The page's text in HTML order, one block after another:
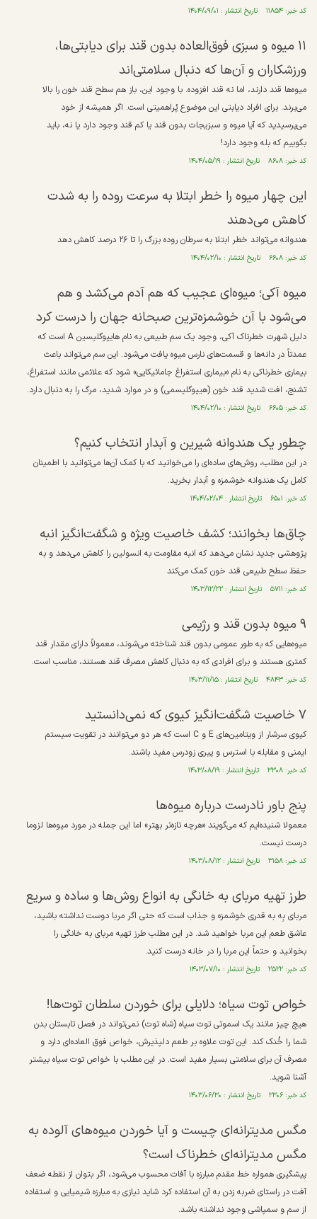
کد خبر: ۱۱۸۵۴ تاریخ انتشار : ۱۴۰۴/۰۹/۰۱
۱۱ میوه و سبزی فوق‌العاده بدون قند برای دیابتی‌ها،
ورزشکاران و آن‌ها که دنبال سلامتی‌اند
میوه‌ها قند دارند، اما نه قند افزوده. با وجود این، باز هم سطح قند خون را بالا
می‌برند. برای افراد دیابتی این موضوع پُراهمیتی است. اگر همیشه از خود
می‌پرسیدید که آیا میوه و سبزیجات بدون قند یا کم قند وجود دارد یا نه، باید
بگوییم که بله وجود دارد!
کد خبر: ۸۶۰۸ تاریخ انتشار : ۱۴۰۴/۰۵/۱۹
این چهار میوه را خطر ابتلا به سرعت روده را به شدت
کاهش می‌دهند
هندوانه می‌تواند خطر ابتلا به سرطان روده بزرگ را تا ۲۶ درصد کاهش دهد
کد خبر: ۶۶۰۸ تاریخ انتشار : ۱۴۰۴/۰۲/۱۰
میوه آکی؛ میوه‌ای عجیب که هم آدم می‌کشد و هم
می‌شود با آن خوشمزه‌ترین صبحانه جهان را درست کرد
دلیل شهرت خطرناک آکی، وجود یک سم طبیعی به نام هایپوگلیسین A است که
عمدتاً در دانه‌ها و قسمت‌های نارس میوه یافت می‌شود. این سم می‌تواند باعث
بیماری خطرناکی به نام «بیماری استفراغ جامائیکایی» شود که علائمی مانند استفراغ،
تشنج، افت شدید قند خون (هیپوگلیسمی) و در موارد شدید، مرگ را به دنبال دارد.
کد خبر: ۶۶۰۵ تاریخ انتشار : ۱۴۰۴/۰۲/۱۰
چطور یک هندوانه شیرین و آبدار انتخاب کنیم؟
در این مطلب، روش‌های ساده‌ای را می‌خوانید که با کمک آن‌ها می‌توانید با اطمینان
کامل یک هندوانه خوشمزه و آبدار بخرید.
کد خبر: ۶۵۰۱ تاریخ انتشار : ۱۴۰۴/۰۲/۰۴
چاق‌ها بخوانند؛‌ کشف خاصیت ویژه و شگفت‌انگیز انبه
پژوهشی جدید نشان می‌دهد که انبه مقاومت به انسولین را کاهش می‌دهد و به
حفظ سطح طبیعی قند خون کمک می‌کند
کد خبر: ۵۷۱۱ تاریخ انتشار : ۱۴۰۳/۱۲/۲۲
۹ میوه بدون قند و رژیمی
میوه‌هایی که به طور عمومی بدون قند شناخته می‌شوند، معمولاً دارای مقدار قند
کمتری هستند و برای افرادی که به دنبال کاهش مصرف قند هستند، مناسب است.
کد خبر: ۴۸۴۳ تاریخ انتشار : ۱۴۰۳/۱۱/۱۵
۷ خاصیت شگفت‌انگیز کیوی که نمی‌دانستید
کیوی سرشار از ویتامین‌های E و C است که هر دو می‌توانند در تقویت سیستم
ایمنی و مقابله با استرس و پیری زودرس مفید باشند.
کد خبر: ۳۳۰۸ تاریخ انتشار : ۱۴۰۳/۰۸/۱۹
پنج باور نادرست درباره میوه‌ها
معمولا شنیده‌ایم که می‌گویند «هرچه تازه‌تر بهتر» اما این جمله در مورد میوه‌ها لزوما
درست نیست.
کد خبر: ۳۱۵۸ تاریخ انتشار : ۱۴۰۳/۰۸/۱۲
طرز تهیه مربای به خانگی به انواع روش‌ها و ساده و سریع
مربای بِه به قدری خوشمزه و جذاب است که حتی اگر مربا دوست نداشته باشید،
عاشق طعم این مربا خواهید شد. در این مطلب طرز تهیه مربای به خانگی را
بخوانید و حتماً این مربا را در خانه درست کنید.
کد خبر: ۲۵۲۲ تاریخ انتشار : ۱۴۰۳/۰۷/۱۰
خواص توت سیاه؛ دلایلی برای خوردن سلطان توت‌ها!
هیچ چیز مانند یک اسموتی توت سیاه (شاه توت) نمی‌تواند در فصل تابستان بدن
شما را خُنک کند. این توت علاوه بر طعم دلپذیرش، خواص فوق العاده‌ای دارد و
مصرف آن برای سلامتی بسیار مفید است. در این مطلب با خواص توت سیاه بیشتر
آشنا شوید.
کد خبر: ۲۳۰۶ تاریخ انتشار : ۱۴۰۳/۰۶/۳۰
مگس مدیترانه‌ای چیست و آیا خوردن میوه‌های آلوده به
مگس مدیترانه‌ای خطرناک است؟
پیشگیری همواره خط مقدم مبارزه با آفات محسوب می‌شود، اگر بتوان از نقطه ضعف
آفت در راستای ضربه زدن به آن استفاده کرد شاید نیازی به مبارزه شیمیایی و استفاده
از سم و سمپاشی وجود نداشته باشد.